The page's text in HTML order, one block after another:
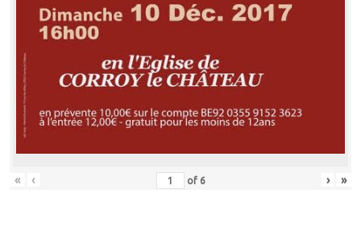
« ‹ of 6 › »